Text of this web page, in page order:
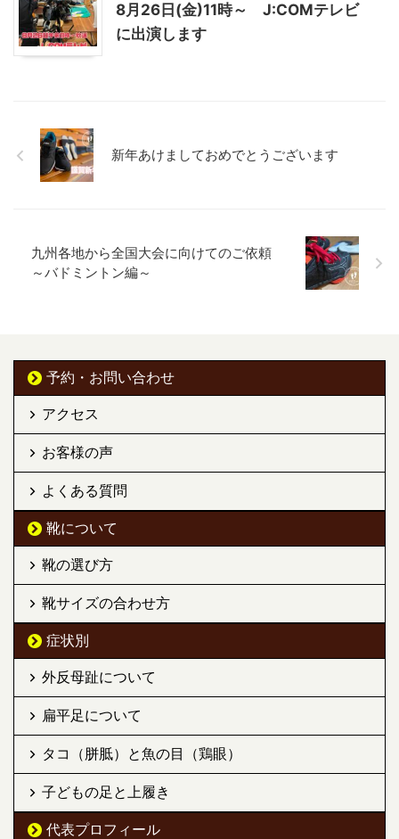
8月26日(金)11時～ J:COMテレビ
に出演します
新年あけましておめでとうございます
九州各地から全国大会に向けてのご依頼
～バドミントン編～
予約・お問い合わせ
アクセス
お客様の声
よくある質問
靴について
靴の選び方
靴サイズの合わせ方
症状別
外反母趾について
扁平足について
タコ（胼胝）と魚の目（鶏眼）
子どもの足と上履き
代表プロフィール